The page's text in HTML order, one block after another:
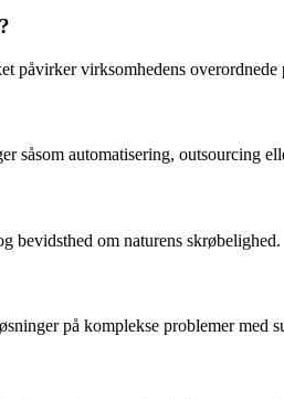
påvirker virksomhedens overordnede
såsom automatisering, outsourcing
bevidsthed om naturens skrøbelighed.
på komplekse problemer med